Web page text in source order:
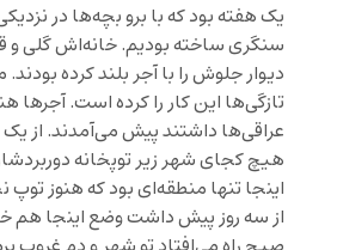
یک هفته بود که با برو بچه‌ها در
سنگری ساخته بودیم. خانه‌اش گلی و
دیوار جلوش را با آجر بلند کرده
تازگی‌ها این کار را کرده است. آجرها
عراقی‌ها داشتند پیش می‌آمدند. از
هیچ کجای شهر زیر توپخانه
اینجا تنها منطقه‌ای‌ بود که هنوز توپ
از سه روز پیش داشت وضع اینجا هم